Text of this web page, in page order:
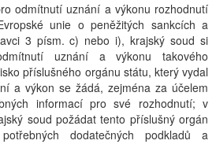
odmítnutí uznání a výkonu rozhodnutí
unie o peněžitých sankcích a
3 písm. c) nebo i), krajský soud si
uznání a výkonu takového
příslušného orgánu státu, který vydal
a výkon se žádá, zejména za účelem
informací pro své rozhodnutí; v
soud požádat tento příslušný orgán
dodatečných podkladů a